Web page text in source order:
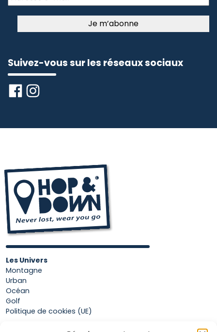
Suivez-vous sur les réseaux sociaux
Les Univers
Montagne
Urban
Océan
Golf
Politique de cookies (UE)